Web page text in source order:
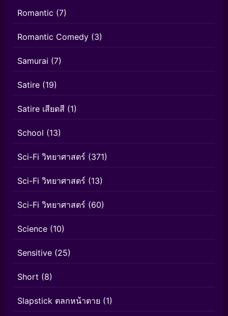
Romantic (7)
Romantic Comedy (3)
Samurai (7)
Satire (19)
Satire เสียดสี (1)
School (13)
Sci-Fi วิทยาศาสตร์ (371)
Sci-Fi วิทยาศาสตร์ (13)
Sci-Fi วิทยาศาสตร์ (60)
Science (10)
Sensitive (25)
Short (8)
Slapstick ตลกหน้าตาย (1)